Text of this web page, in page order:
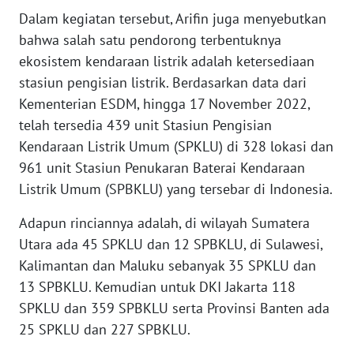
Dalam kegiatan tersebut, Arifin juga menyebutkan
bahwa salah satu pendorong terbentuknya
ekosistem kendaraan listrik adalah ketersediaan
stasiun pengisian listrik. Berdasarkan data dari
Kementerian ESDM, hingga 17 November 2022,
telah tersedia 439 unit Stasiun Pengisian
Kendaraan Listrik Umum (SPKLU) di 328 lokasi dan
961 unit Stasiun Penukaran Baterai Kendaraan
Listrik Umum (SPBKLU) yang tersebar di Indonesia.
Adapun rinciannya adalah, di wilayah Sumatera
Utara ada 45 SPKLU dan 12 SPBKLU, di Sulawesi,
Kalimantan dan Maluku sebanyak 35 SPKLU dan
13 SPBKLU. Kemudian untuk DKI Jakarta 118
SPKLU dan 359 SPBKLU serta Provinsi Banten ada
25 SPKLU dan 227 SPBKLU.
SULBAR
WN
BABEL
WN
SUMBAR
SUMSEL
WN
LAMPUNG